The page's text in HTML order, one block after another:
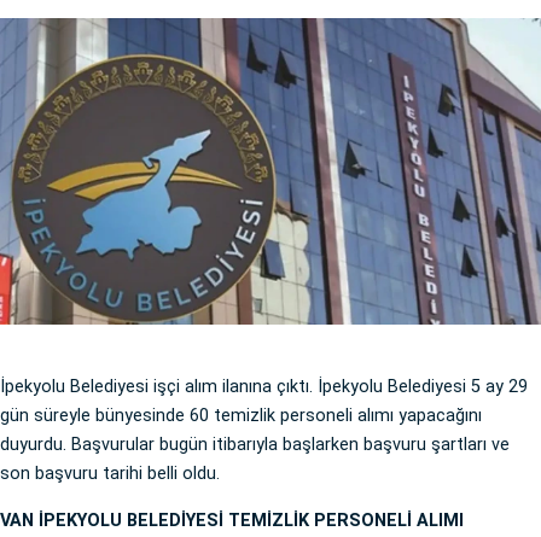
İpekyolu Belediyesi işçi alım ilanına çıktı. İpekyolu Belediyesi 5 ay 29
gün süreyle bünyesinde 60 temizlik personeli alımı yapacağını
duyurdu. Başvurular bugün itibarıyla başlarken başvuru şartları ve
son başvuru tarihi belli oldu.
VAN İPEKYOLU BELEDİYESİ TEMİZLİK PERSONELİ ALIMI